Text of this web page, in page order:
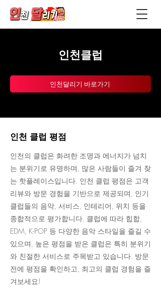
인천클럽
인천달리기 바로가기
인천 클럽 평점
인천의 클럽은 화려한 조명과 에너지가 넘치
는 분위기로 유명하며, 많은 사람들이 즐겨 찾
는 핫플레이스입니다. 인천 클럽 평점은 고객
리뷰와 방문 경험을 기반으로 제공되며, 인기
클럽들의 음악, 서비스, 인테리어, 위치 등을
종합적으로 평가합니다. 클럽에 따라 힙합,
EDM, K-POP 등 다양한 음악 스타일을 즐길 수
있으며, 높은 평점을 받은 클럽은 특히 분위기
와 친절한 서비스로 주목받고 있습니다. 방문
전에 평점을 확인하고, 최고의 클럽 경험을 즐
겨보세요!